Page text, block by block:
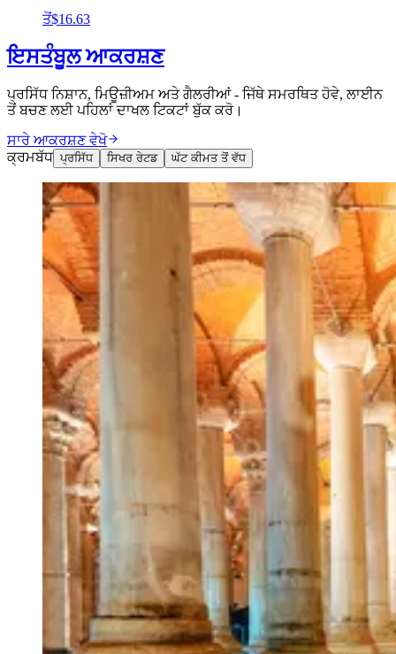
ਤੋਂ$16.63
ਇਸਤੰਬੂਲ ਆਕਰਸ਼ਣ
ਪ੍ਰਸਿੱਧ ਨਿਸ਼ਾਨ, ਮਿਊਜ਼ੀਅਮ ਅਤੇ ਗੈਲਰੀਆਂ - ਜਿੱਥੇ ਸਮਰਥਿਤ ਹੋਵੇ, ਲਾਈਨ
ਤੋਂ ਬਚਣ ਲਈ ਪਹਿਲਾਂ ਦਾਖਲ ਟਿਕਟਾਂ ਬੁੱਕ ਕਰੋ।
ਸਾਰੇ ਆਕਰਸ਼ਣ ਵੇਖੋ
ਕ੍ਰਮਬੱਧ ਪ੍ਰਸਿੱਧ ਸਿਖਰ ਰੇਟਡ ਘੱਟ ਕੀਮਤ ਤੋਂ ਵੱਧ